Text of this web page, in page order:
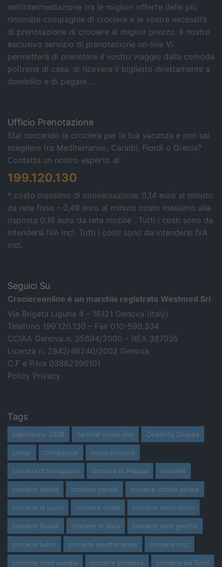
nell’intermediazione tra le migliori offerte delle più
rinomate compagnie di crociere e le vostre necessità
di prenotazione di crociere al miglior prezzo. Il nostro
esclusivo servizio di prenotazione on-line Vi
permetterà di prenotare il vostro viaggio dalla comoda
poltrona di casa, di ricevere il biglietto direttamente a
domicilio e di pagare …
Ufficio Prenotazione
Stai cercando la crociera per la tua vacanza e non sai
scegliere tra Mediterraneo, Caraibi, Fiordi o Grecia?
Contatta un nostro esperto al
199.120.130
* costo massimo di conversazione: 0,14 euro al minuto
da rete fissa – 0,49 euro al minuto costo massimo alla
risposta 0,16 euro da rete mobile . Tutti i costi sono da
intendersi IVA incl. Tutti i costi sono da intendersi IVA
incl.
Seguici Su
Crociereonline è un marchio registrato Westmed Srl
Via Brigata Liguria 4 – 16121 Genova (Italy)
Telefono 199.120.130 – Fax 010-590.334
CCIAA Genova n. 35694/2000 – REA 387035
Licenza n. 2842/46240/2002 Genova
C.F e P.Iva 03882390101
Policy Privacy
Tags
capodanno 2026 carnival cruise line Celebrity Cruises
cemar Compagnie costa crociere
crociera di ferragosto crociera di Pasqua crociere
crociere alaska crociere caraibi crociere circolo polare
crociere di lusso crociere dubai crociere extra-lusso
crociere fluviali crociere in italia crociere isole greche
crociere lusso crociere mediterraneo crociere msc
crociere nord europa crociere princess crociere sui fiumi